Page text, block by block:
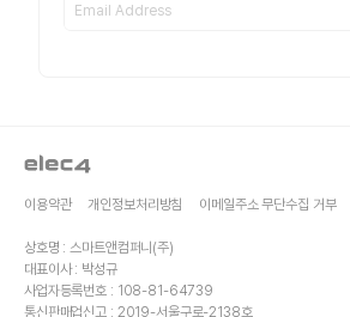
이용약관 개인정보처리방침 이메일주소 무단수집 거부
상호명 : 스마트앤컴퍼니(주)
대표이사 : 박성규
사업자등록번호 : 108-81-64739
통신판매업신고 : 2019-서울구로-2138호